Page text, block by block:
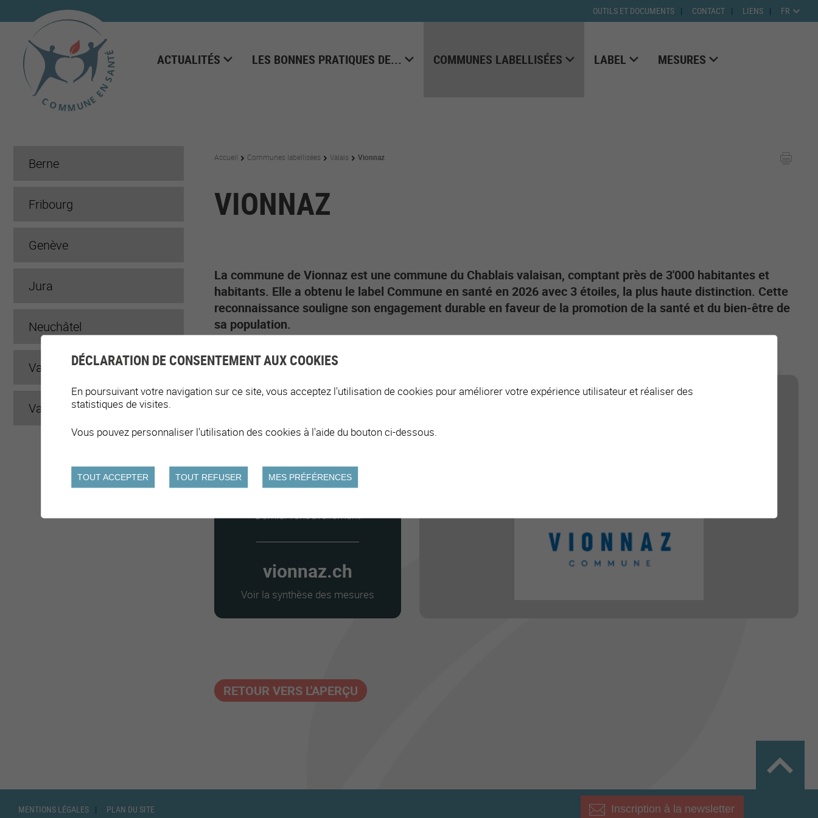
FR
OUTILS ET DOCUMENTS CONTACT LIENS
ACTUALITÉS LES BONNES PRATIQUES DE... COMMUNES LABELLISÉES LABEL MESURES
Berne
Fribourg
Genève
Jura
Neuchâtel
Valais
Vaud
Accueil Communes labellisées Valais Vionnaz
VIONNAZ
La commune de Vionnaz est une commune du Chablais valaisan, comptant près de 3'000 habitantes et
habitants. Elle a obtenu le label Commune en santé en 2026 avec 3 étoiles, la plus haute distinction. Cette
reconnaissance souligne son engagement durable en faveur de la promotion de la santé et du bien-être de
sa population.
1ère labellisation
2026
Dernier renouvellement
vionnaz.ch
Voir la synthèse des mesures
RETOUR VERS L'APERÇU
MENTIONS LÉGALES PLAN DU SITE Inscription à la newsletter
DÉCLARATION DE CONSENTEMENT AUX COOKIES
En poursuivant votre navigation sur ce site, vous acceptez l'utilisation de cookies pour améliorer votre expérience utilisateur et réaliser des
statistiques de visites.
Vous pouvez personnaliser l'utilisation des cookies à l'aide du bouton ci-dessous.
TOUT ACCEPTER TOUT REFUSER MES PRÉFÉRENCES